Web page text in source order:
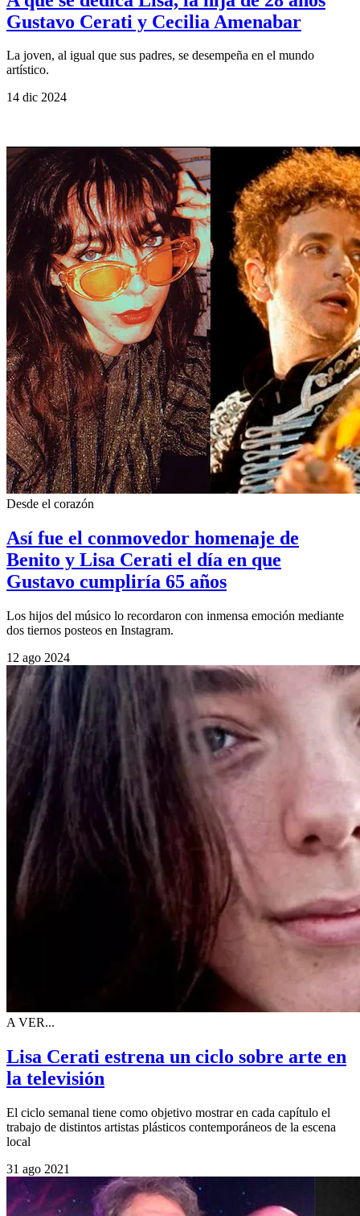
Gustavo Cerati y Cecilia Amenabar
La joven, al igual que sus padres, se desempeña en el mundo
artístico.
14 dic 2024
Desde el corazón
Así fue el conmovedor homenaje de
Benito y Lisa Cerati el día en que
Gustavo cumpliría 65 años
Los hijos del músico lo recordaron con inmensa emoción mediante
dos tiernos posteos en Instagram.
12 ago 2024
A VER...
Lisa Cerati estrena un ciclo sobre arte en
la televisión
El ciclo semanal tiene como objetivo mostrar en cada capítulo el
trabajo de distintos artistas plásticos contemporáneos de la escena
local
31 ago 2021